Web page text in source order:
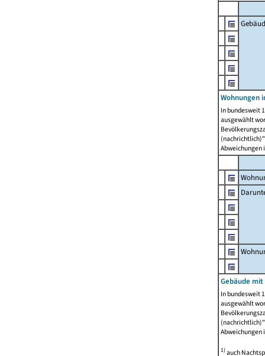
Wohnungen
In bundesweit
ausgewählt
Abweichungen
Gebäude
In bundesweit
ausgewählt
Abweichungen
1)auch